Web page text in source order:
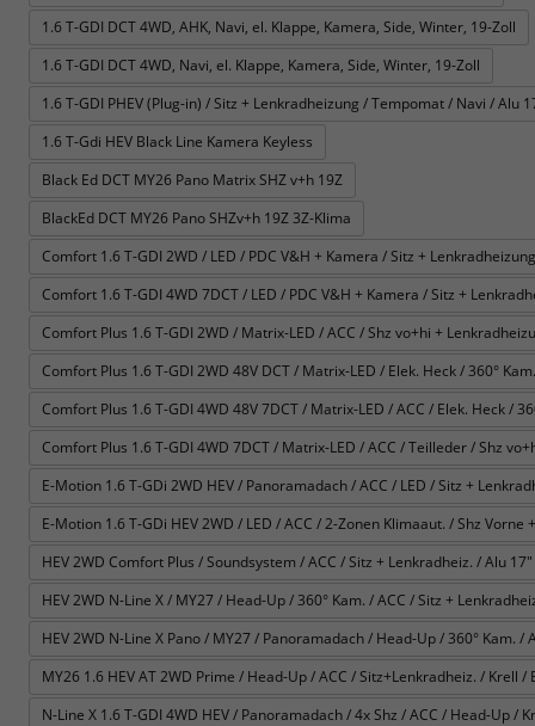
1.6 T-GDI DCT 4WD, AHK, Navi, el. Klappe, Kamera, Side, Winter, 19-Zoll
1.6 T-GDI DCT 4WD, Navi, el. Klappe, Kamera, Side, Winter, 19-Zoll
1.6 T-GDI PHEV (Plug-in) / Sitz + Lenkradheizung / Tempomat / Navi / Alu
1.6 T-Gdi HEV Black Line Kamera Keyless
Black Ed DCT MY26 Pano Matrix SHZ v+h 19Z
BlackEd DCT MY26 Pano SHZv+h 19Z 3Z-Klima
Comfort 1.6 T-GDI 2WD / LED / PDC V&H + Kamera / Sitz +
Comfort 1.6 T-GDI 4WD 7DCT / LED / PDC V&H + Kamera / Sitz +
Comfort Plus 1.6 T-GDI 2WD / Matrix-LED / ACC / Shz vo+hi +
Comfort Plus 1.6 T-GDI 2WD 48V DCT / Matrix-LED / Elek. Heck / 360°
Comfort Plus 1.6 T-GDI 4WD 48V 7DCT / Matrix-LED / ACC / Elek. Heck /
Comfort Plus 1.6 T-GDI 4WD 7DCT / Matrix-LED / ACC / Teilleder / Shz
E-Motion 1.6 T-GDi 2WD HEV / Panoramadach / ACC / LED / Sitz +
E-Motion 1.6 T-GDi HEV 2WD / LED / ACC / 2-Zonen Klimaaut. / Shz Vorne
HEV 2WD Comfort Plus / Soundsystem / ACC / Sitz + Lenkradheiz. / Alu
HEV 2WD N-Line X / MY27 / Head-Up / 360° Kam. / ACC / Sitz +
HEV 2WD N-Line X Pano / MY27 / Panoramadach / Head-Up / 360° Kam.
MY26 1.6 HEV AT 2WD Prime / Head-Up / ACC / Sitz+Lenkradheiz. / Krell
N-Line X 1.6 T-GDI 4WD HEV / Panoramadach / 4x Shz / ACC / Head-Up